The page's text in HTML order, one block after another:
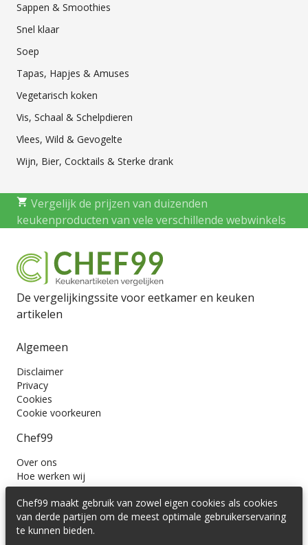
Sappen & Smoothies
Snel klaar
Soep
Tapas, Hapjes & Amuses
Vegetarisch koken
Vis, Schaal & Schelpdieren
Vlees, Wild & Gevogelte
Wijn, Bier, Cocktails & Sterke drank
Vergelijk de prijzen van duizenden
keukenproducten van vele verschillende webwinkels
De vergelijkingssite voor eetkamer en keuken
artikelen
Algemeen
Disclaimer
Privacy
Cookies
Cookie voorkeuren
Chef99
Over ons
Hoe werken wij
Contact
Wil je ons volgen?
Chef99 maakt gebruik van zowel eigen cookies als cookies
van derde partijen om de meest optimale gebruikerservaring
te kunnen bieden.